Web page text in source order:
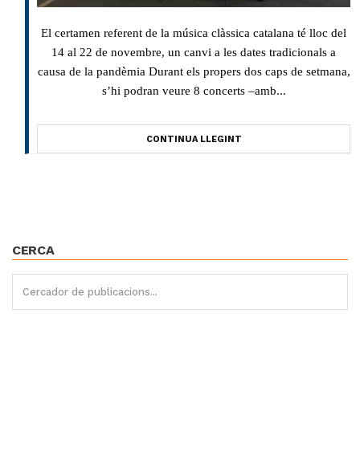
El certamen referent de la música clàssica catalana té lloc del
14 al 22 de novembre, un canvi a les dates tradicionals a
causa de la pandèmia Durant els propers dos caps de setmana,
s’hi podran veure 8 concerts –amb...
CONTINUA LLEGINT
CERCA